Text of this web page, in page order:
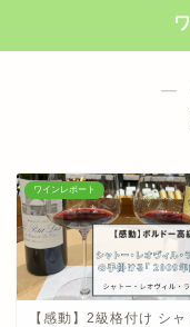
―
ワインレポート
【感動】2級格付け シャ